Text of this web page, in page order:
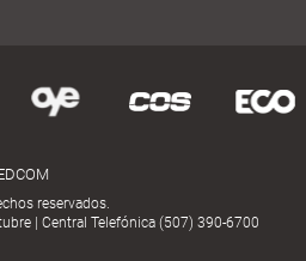
reservados.
| Central Telefónica (507) 390-6700